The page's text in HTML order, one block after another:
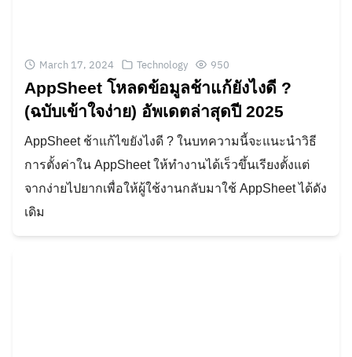
March 17, 2024 Technology 950
AppSheet โหลดข้อมูลช้าแก้ยังไงดี ?
(ฉบับเข้าใจง่าย) อัพเดตล่าสุดปี 2025
AppSheet ช้าแก้ไขยังไงดี ? ในบทความนี้จะแนะนำวิธี
การตั้งค่าใน AppSheet ให้ทำงานได้เร็วขึ้นเรียงตั้งแต่
จากง่ายไปยากเพื่อให้ผู้ใช้งานกลับมาใช้ AppSheet ได้ดัง
เดิม